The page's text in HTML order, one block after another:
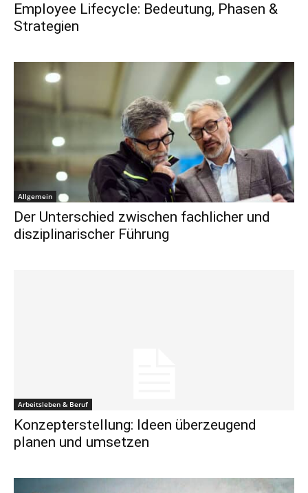
Employee Lifecycle: Bedeutung, Phasen &
Strategien
Allgemein
Der Unterschied zwischen fachlicher und
disziplinarischer Führung
Arbeitsleben & Beruf
Konzepterstellung: Ideen überzeugend
planen und umsetzen